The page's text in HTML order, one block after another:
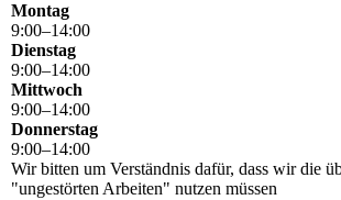
Montag
9:00–14:00
Dienstag
9:00–14:00
Mittwoch
9:00–14:00
Donnerstag
9:00–14:00
Wir bitten um Verständnis dafür, dass wir die
"ungestörten Arbeiten" nutzen müssen